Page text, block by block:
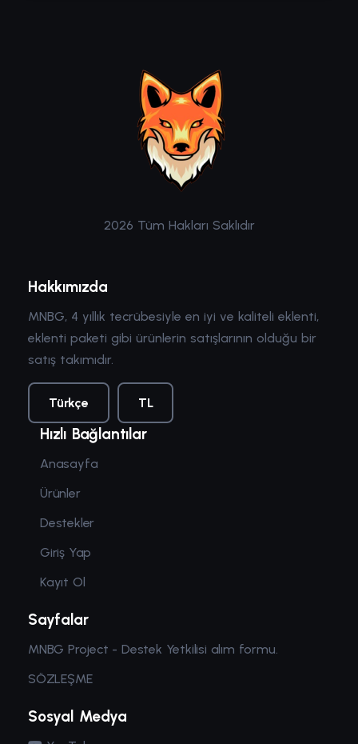
2026 Tüm Hakları Saklıdır
Hakkımızda
MNBG, 4 yıllık tecrübesiyle en iyi ve kaliteli eklenti,
eklenti paketi gibi ürünlerin satışlarının olduğu bir
satış takımıdır.
Türkçe TL
Hızlı Bağlantılar
Anasayfa
Ürünler
Destekler
Giriş Yap
Kayıt Ol
Sayfalar
MNBG Project - Destek Yetkilisi alım formu.
SÖZLEŞME
Sosyal Medya